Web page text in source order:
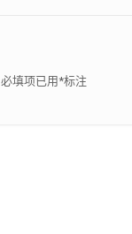
必填项已用 *标注